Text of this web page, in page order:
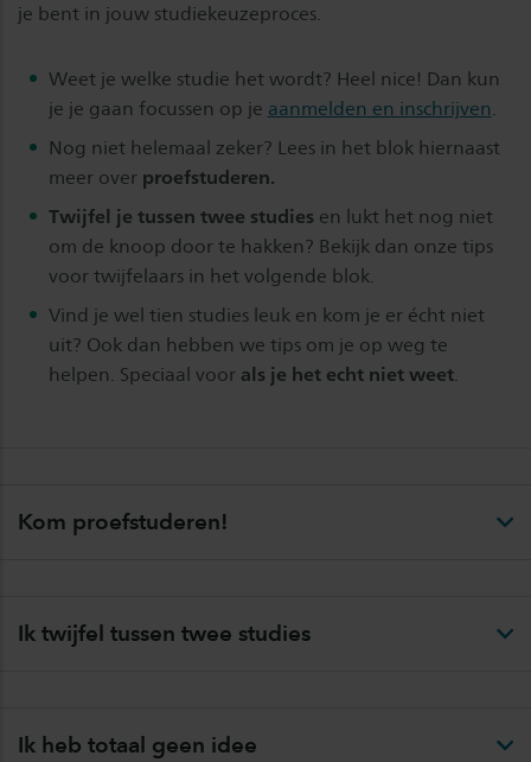
je bent in jouw studiekeuzeproces.
Weet je welke studie het wordt? Heel nice! Dan kun
je je gaan focussen op je aanmelden en inschrijven
Nog niet helemaal zeker? Lees in het blok hiernaast
meer over proefstuderen.
Twijfel je tussen twee studiesen lukt het nog niet
om de knoop door te hakken? Bekijk dan onze tips
voor twijfelaars in het volgende blok.
Vind je wel tien studies leuk en kom je er écht niet
uit? Ook dan hebben we tips om je op weg te
helpen. Speciaal voor als je het echt niet weet.
Kom proefstuderen!
Ik twijfel tussen twee studies
Ik heb totaal geen idee